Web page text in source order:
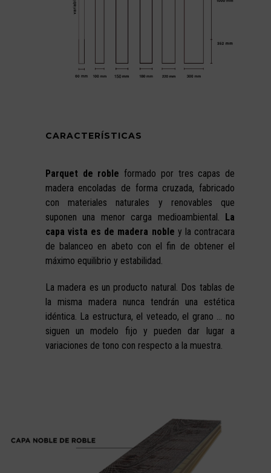
CARACTERÍSTICAS
Parquet de roble formado por tres capas de
madera encoladas de forma cruzada, fabricado
con materiales naturales y renovables que
suponen una menor carga medioambiental. La
capa vista es de madera noble y la contracara
de balanceo en abeto con el fin de obtener el
máximo equilibrio y estabilidad.
La madera es un producto natural. Dos tablas de
la misma madera nunca tendrán una estética
idéntica. La estructura, el veteado, el grano … no
siguen un modelo fijo y pueden dar lugar a
variaciones de tono con respecto a la muestra.